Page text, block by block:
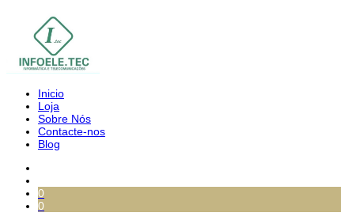
Inicio
Loja
Sobre Nós
Contacte-nos
Blog
0
0